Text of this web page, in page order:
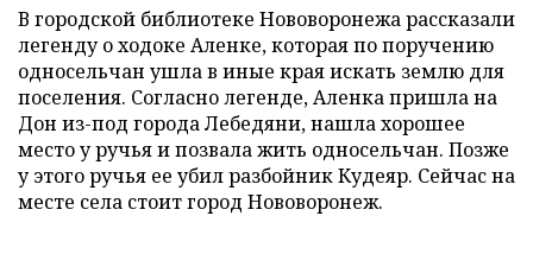
В городской библиотеке Нововоронежа рассказали
легенду о ходоке Аленке, которая по поручению
односельчан ушла в иные края искать землю для
поселения. Согласно легенде, Аленка пришла на
Дон из-под города Лебедяни, нашла хорошее
место у ручья и позвала жить односельчан. Позже
у этого ручья ее убил разбойник Кудеяр. Сейчас на
месте села стоит город Нововоронеж.